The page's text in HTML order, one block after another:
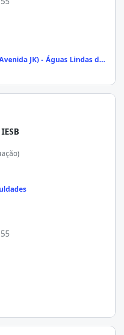
JK) - Águas Lindas de